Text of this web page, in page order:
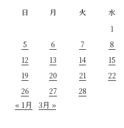
日
月 火 水
1
5
6 7 8
12
13 14 15
19
20 21 22
26
27 28
« 1月 3月 »